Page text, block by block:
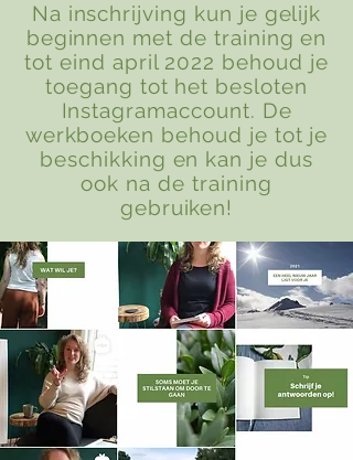
Na inschrijving kun je gelijk
beginnen met de training en
tot eind april 2022 behoud je
toegang tot het besloten
Instagramaccount. De
werkboeken behoud je tot je
beschikking en kan je dus
ook na de training
gebruiken!